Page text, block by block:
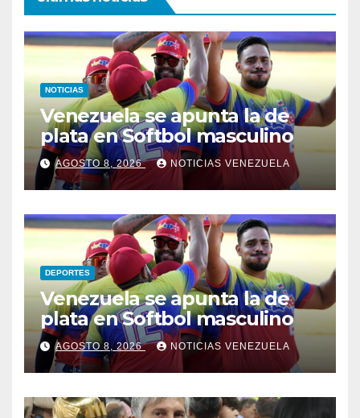
NOTICIAS
Venezuela se apunta la de
plata en Softbol masculino
AGOSTO 8, 2026 NOTICIAS VENEZUELA
DEPORTES
Venezuela se apunta la de
plata en Softbol masculino
AGOSTO 8, 2026 NOTICIAS VENEZUELA